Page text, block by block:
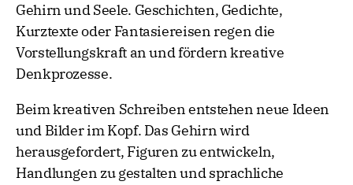
Gehirn und Seele. Geschichten, Gedichte,
Kurztexte oder Fantasiereisen regen die
Vorstellungskraft an und fördern kreative
Denkprozesse.
Beim kreativen Schreiben entstehen neue Ideen
und Bilder im Kopf. Das Gehirn wird
herausgefordert, Figuren zu entwickeln,
Handlungen zu gestalten und sprachliche